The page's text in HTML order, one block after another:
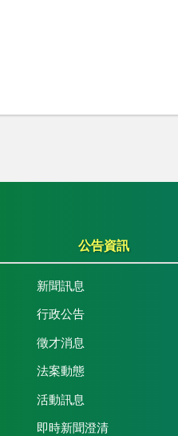
公告資訊
新聞訊息
行政公告
徵才消息
法案動態
活動訊息
即時新聞澄清